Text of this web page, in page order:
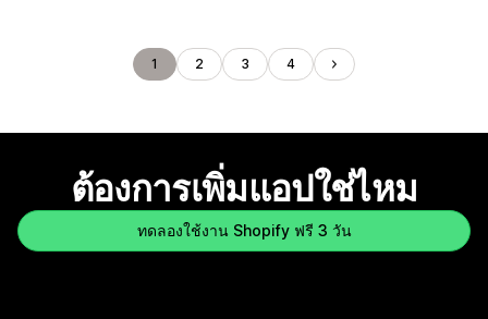
1 2 3 4
ต้องการเพิ่มแอปใช่ไหม
ทดลองใช้งาน Shopify ฟรี 3 วัน